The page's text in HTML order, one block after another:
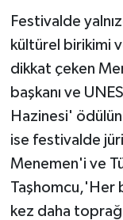
Festivalde
kültürel birikimi
dikkat çeken
başkanı ve
Hazinesi'
ise festivalde
Menemen'i ve
Taşhomcu,'Her
kez daha